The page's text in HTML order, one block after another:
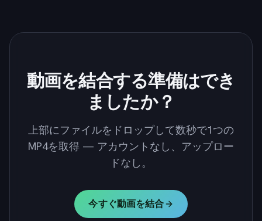
動画を結合する準備はでき
ましたか？
上部にファイルをドロップして数秒で1つの
MP4を取得 — アカウントなし、アップロー
ドなし。
今すぐ動画を結合